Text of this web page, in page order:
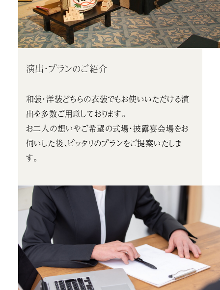
演出・プランのご紹介
和装・洋装どちらの衣装でもお使いいただける演
出を多数ご用意しております。
お二人の想いやご希望の式場・披露宴会場をお
伺いした後、ピッタリのプランをご提案いたしま
す。